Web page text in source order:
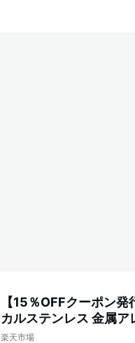
【15％OFFクーポン
カルステンレス 金属
っぱなし 高級感 高見え
楽天市場